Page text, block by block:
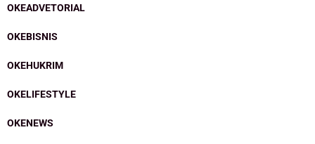
OKEADVETORIAL
OKEBISNIS
OKEHUKRIM
OKELIFESTYLE
OKENEWS